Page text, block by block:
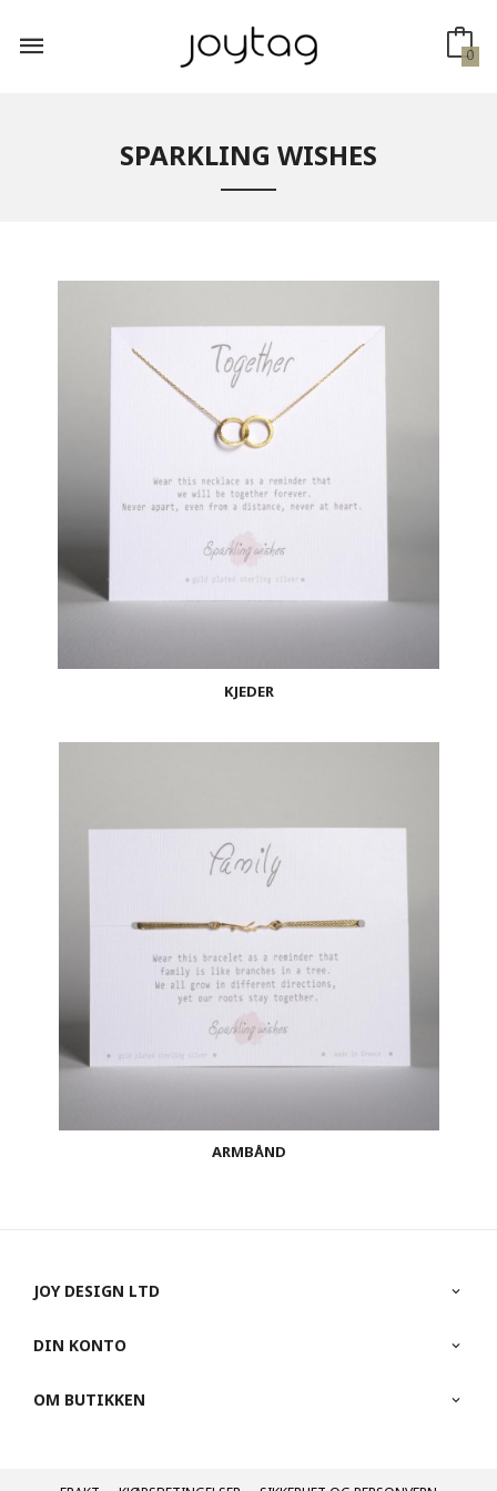
innholdet
0
SPARKLING WISHES
KJEDER
ARMBÅND
JOY DESIGN LTD
DIN KONTO
OM BUTIKKEN